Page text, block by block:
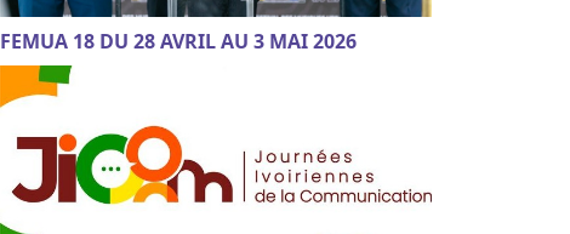
FEMUA 18 DU 28 AVRIL AU 3 MAI 2026